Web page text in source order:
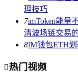
理技巧
7imToken能量
清波场链交易
8IM钱包ETH
热门视频